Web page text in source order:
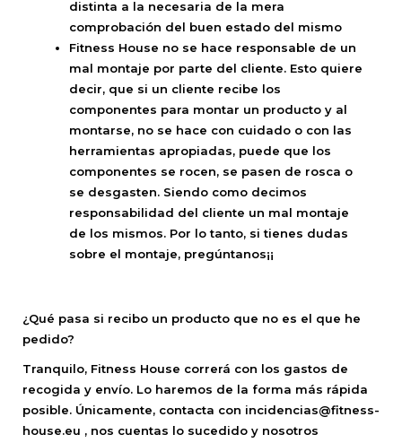
distinta a la necesaria de la mera
comprobación del buen estado del mismo
Fitness House no se hace responsable de un
mal montaje por parte del cliente. Esto quiere
decir, que si un cliente recibe los
componentes para montar un producto y al
montarse, no se hace con cuidado o con las
herramientas apropiadas, puede que los
componentes se rocen, se pasen de rosca o
se desgasten. Siendo como decimos
responsabilidad del cliente un mal montaje
de los mismos. Por lo tanto, si tienes dudas
sobre el montaje, pregúntanos¡¡
¿Qué pasa si recibo un producto que no es el que he
pedido?
Tranquilo, Fitness House correrá con los gastos de
recogida y envío. Lo haremos de la forma más rápida
posible. Únicamente, contacta con incidencias@fitness-
house.eu , nos cuentas lo sucedido y nosotros